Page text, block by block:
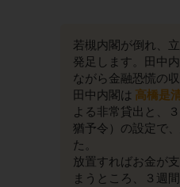
若槻内閣が倒れ、
発足します。田中
ながら金融恐慌の収
田中内閣は 高橋是
よる非常貸出と、
猶予令）の設定で
た。
放置すればお金が
まうところ、３週